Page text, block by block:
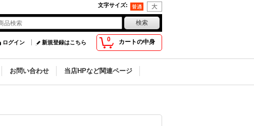
文字サイズ:
0 カートの中身
ログイン 新規登録はこちら
お問い合わせ 当店HPなど関連ページ